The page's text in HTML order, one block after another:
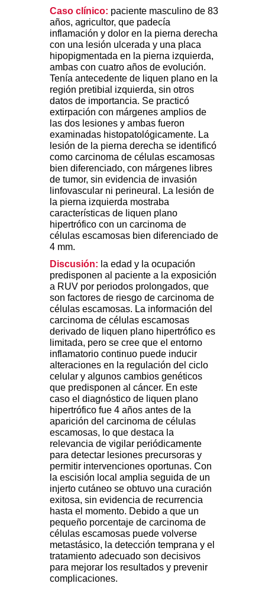
Caso clínico: paciente masculino de 83
años, agricultor, que padecía
inflamación y dolor en la pierna derecha
con una lesión ulcerada y una placa
hipopigmentada en la pierna izquierda,
ambas con cuatro años de evolución.
Tenía antecedente de liquen plano en la
región pretibial izquierda, sin otros
datos de importancia. Se practicó
extirpación con márgenes amplios de
las dos lesiones y ambas fueron
examinadas histopatológicamente. La
lesión de la pierna derecha se identificó
como carcinoma de células escamosas
bien diferenciado, con márgenes libres
de tumor, sin evidencia de invasión
linfovascular ni perineural. La lesión de
la pierna izquierda mostraba
características de liquen plano
hipertrófico con un carcinoma de
células escamosas bien diferenciado de
4 mm.
Discusión: la edad y la ocupación
predisponen al paciente a la exposición
a RUV por periodos prolongados, que
son factores de riesgo de carcinoma de
células escamosas. La información del
carcinoma de células escamosas
derivado de liquen plano hipertrófico es
limitada, pero se cree que el entorno
inflamatorio continuo puede inducir
alteraciones en la regulación del ciclo
celular y algunos cambios genéticos
que predisponen al cáncer. En este
caso el diagnóstico de liquen plano
hipertrófico fue 4 años antes de la
aparición del carcinoma de células
escamosas, lo que destaca la
relevancia de vigilar periódicamente
para detectar lesiones precursoras y
permitir intervenciones oportunas. Con
la escisión local amplia seguida de un
injerto cutáneo se obtuvo una curación
exitosa, sin evidencia de recurrencia
hasta el momento. Debido a que un
pequeño porcentaje de carcinoma de
células escamosas puede volverse
metastásico, la detección temprana y el
tratamiento adecuado son decisivos
para mejorar los resultados y prevenir
complicaciones.